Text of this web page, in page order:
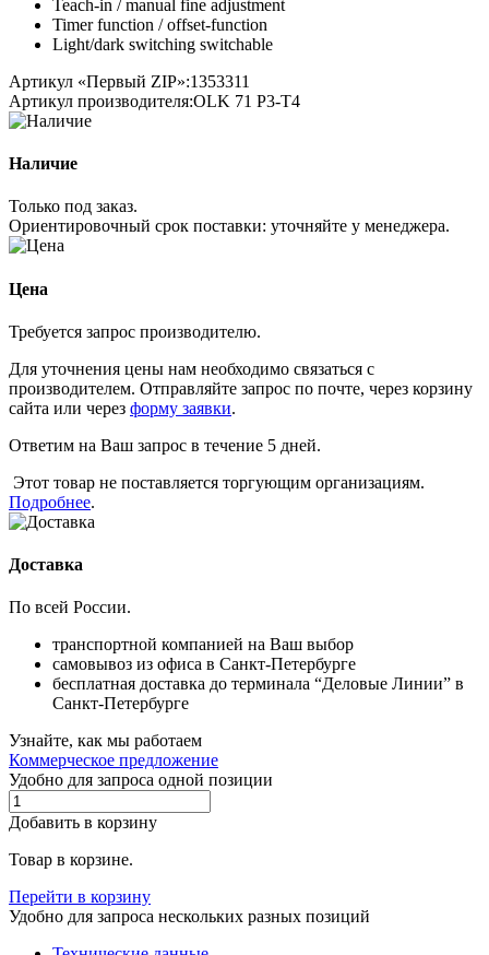
Teach-in / manual fine adjustment
Timer function / offset-function
Light/dark switching switchable
Артикул «Первый ZIP»:1353311
Артикул производителя:OLK 71 P3-T4
Наличие
Только под заказ.
Ориентировочный срок поставки: уточняйте у менеджера.
Цена
Требуется запрос производителю.
Для уточнения цены нам необходимо связаться с
производителем. Отправляйте запрос по почте, через корзину
сайта или через форму заявки.
Ответим на Ваш запрос в течение 5 дней.
Этот товар не поставляется торгующим организациям.
Подробнее.
Доставка
По всей России.
транспортной компанией на Ваш выбор
самовывоз из офиса в Санкт-Петербурге
бесплатная доставка до терминала “Деловые Линии” в
Санкт-Петербурге
Узнайте, как мы работаем
Коммерческое предложение
Удобно для запроса одной позиции
Добавить в корзину
Товар в корзине.
Перейти в корзину
Удобно для запроса нескольких разных позиций